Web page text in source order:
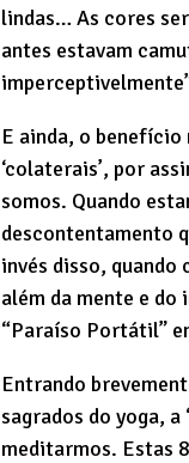
lindas… As cores
antes estavam
E ainda, o
‘colaterais’, por
somos. Quando
descontentamento
invés disso, quando
além da mente e
“Paraíso Portátil”
Entrando
sagrados do yoga,
meditarmos. Estas